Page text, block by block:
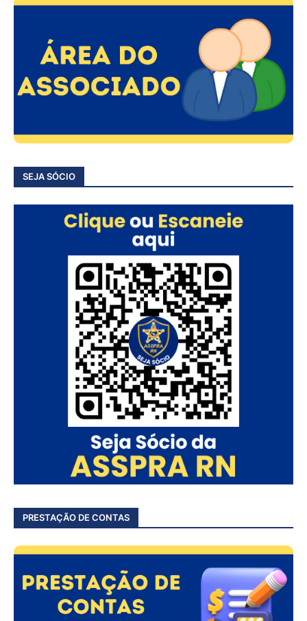
SEJA SÓCIO
PRESTAÇÃO DE CONTAS